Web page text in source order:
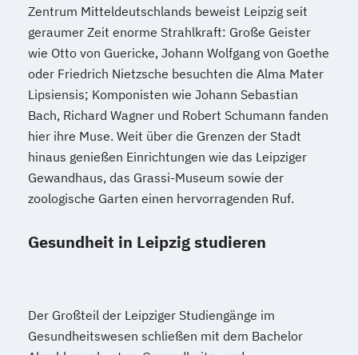
Zentrum Mitteldeutschlands beweist Leipzig seit
geraumer Zeit enorme Strahlkraft: Große Geister
wie Otto von Guericke, Johann Wolfgang von Goethe
oder Friedrich Nietzsche besuchten die Alma Mater
Lipsiensis; Komponisten wie Johann Sebastian
Bach, Richard Wagner und Robert Schumann fanden
hier ihre Muse. Weit über die Grenzen der Stadt
hinaus genießen Einrichtungen wie das Leipziger
Gewandhaus, das Grassi-Museum sowie der
zoologische Garten einen hervorragenden Ruf.
Gesundheit in Leipzig studieren
Der Großteil der Leipziger Studiengänge im
Gesundheitswesen schließen mit dem Bachelor